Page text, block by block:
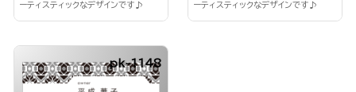
ーティスティックなデザインです♪
ーティスティックなデザインです♪
pk-1148